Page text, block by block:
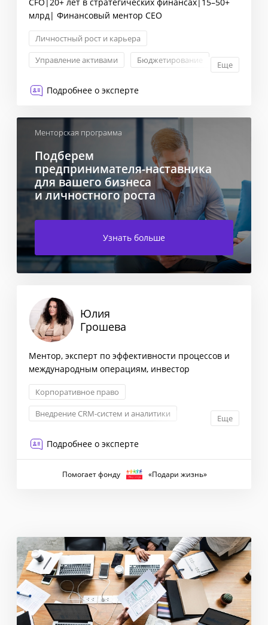
CFO|20+ лет в стратегических финансах|15–50+
млрд| Финансовый ментор CEO
Личностный рост и карьера
Управление активами
Бюджетирование
Еще
Подробнее о эксперте
Менторская программа
Подберем
предпринимателя-наставника
для вашего бизнеса
и личностного роста
Узнать больше
Юлия
Грошева
Ментор, эксперт по эффективности процессов и
международным операциям, инвестор
Корпоративное право
Внедрение CRM-систем и аналитики
Еще
Подробнее о эксперте
Помогает фонду «Подари жизнь»